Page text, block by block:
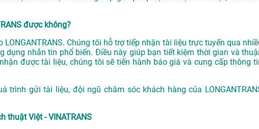
được không?
Chúng tôi hỗ trợ tiếp nhận tài liệu trực tuyến qua
dụng nhắn tin phổ biến. Điều này giúp bạn tiết kiệm thời gian và
được tài liệu, chúng tôi sẽ tiến hành báo giá và cung cấp thông
trình gửi tài liệu, đội ngũ chăm sóc khách hàng của
thuật Việt - VINATRANS